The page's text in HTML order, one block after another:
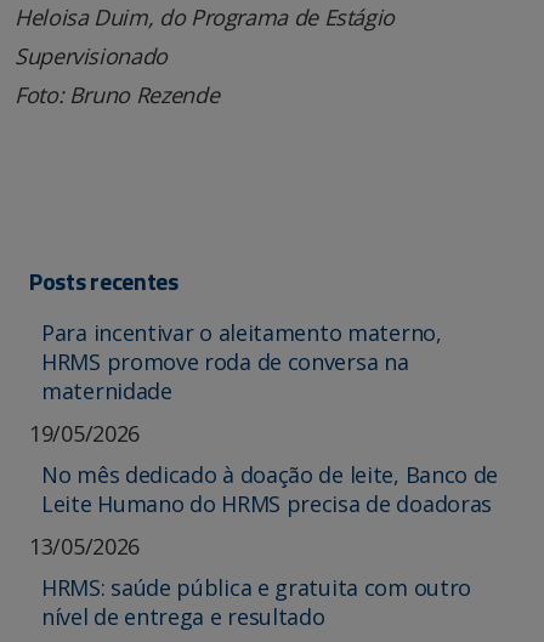
Heloisa Duim, do Programa de Estágio
Supervisionado
Foto: Bruno Rezende
Posts recentes
Para incentivar o aleitamento materno,
HRMS promove roda de conversa na
maternidade
19/05/2026
No mês dedicado à doação de leite, Banco de
Leite Humano do HRMS precisa de doadoras
13/05/2026
HRMS: saúde pública e gratuita com outro
nível de entrega e resultado